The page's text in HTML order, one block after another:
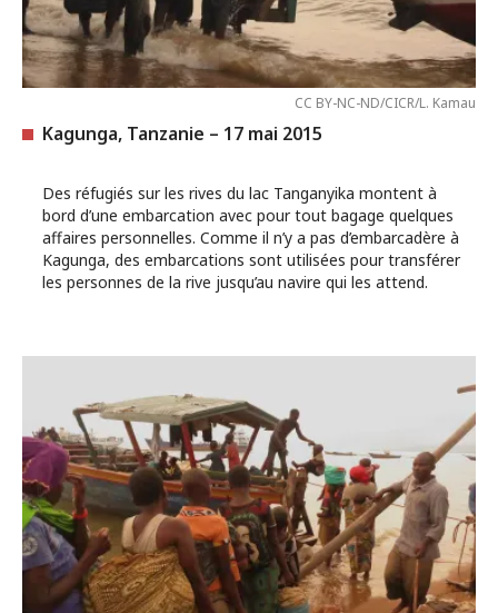
CC BY-NC-ND/CICR/L. Kamau
Kagunga, Tanzanie – 17 mai 2015
Des réfugiés sur les rives du lac Tanganyika montent à
bord d’une embarcation avec pour tout bagage quelques
affaires personnelles. Comme il n’y a pas d’embarcadère à
Kagunga, des embarcations sont utilisées pour transférer
les personnes de la rive jusqu’au navire qui les attend.